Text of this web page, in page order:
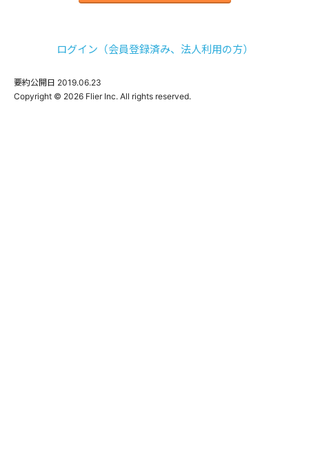
ログイン（会員登録済み、法人利用の方）
要約公開日 2019.06.23